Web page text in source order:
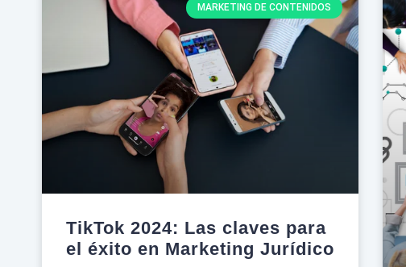
MARKETING DE CONTENIDOS
TikTok 2024: Las claves para
el éxito en Marketing Jurídico